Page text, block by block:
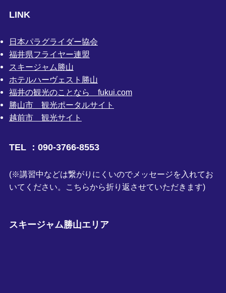
LINK
日本パラグライダー協会
福井県フライヤー連盟
スキージャム勝山
ホテルハーヴェスト勝山
福井の観光のことなら fukui.com
勝山市 観光ポータルサイト
越前市 観光サイト
TEL ：090-3766-8553
(※講習中などは繋がりにくいのでメッセージを入れてお
いてください。こちらから折り返させていただきます)
スキージャム勝山エリア